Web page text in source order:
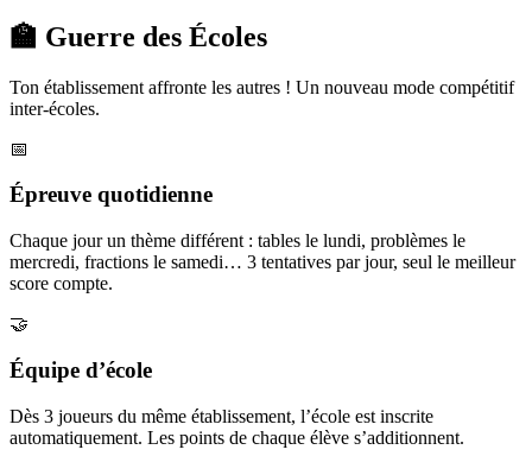
🏫 Guerre des Écoles
Ton établissement affronte les autres ! Un nouveau mode compétitif
inter-écoles.
📅
Épreuve quotidienne
Chaque jour un thème différent : tables le lundi, problèmes le
mercredi, fractions le samedi… 3 tentatives par jour, seul le meilleur
score compte.
🤝
Équipe d’école
Dès 3 joueurs du même établissement, l’école est inscrite
automatiquement. Les points de chaque élève s’additionnent.